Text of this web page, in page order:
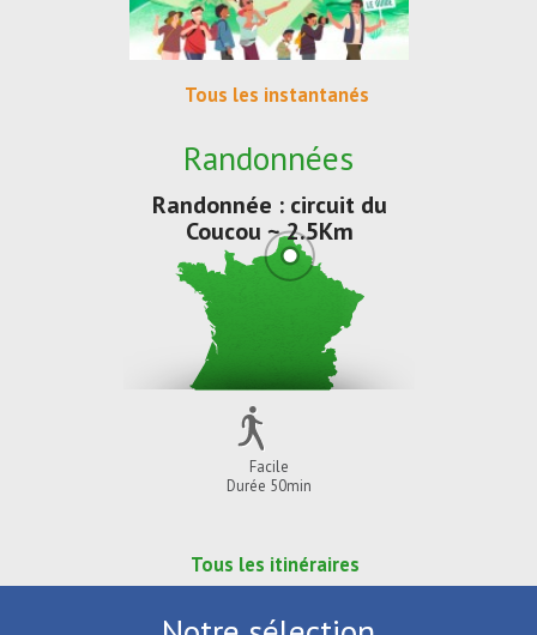
Tous les instantanés
Randonnées
Randonnée : circuit du
Coucou ~ 2.5Km
Facile
Durée 50min
Tous les itinéraires